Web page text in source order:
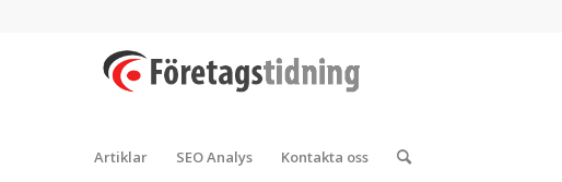
Artiklar SEO Analys Kontakta oss